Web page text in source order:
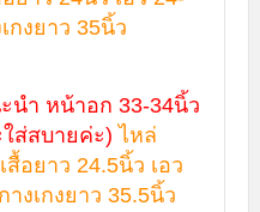
กงยาว 35นิ้ว
นำ หน้าอก 33-34นิ้ว
ส่สบายค่ะ) ไหล่
อยาว 24.5นิ้ว เอว
งเกงยาว 35.5นิ้ว